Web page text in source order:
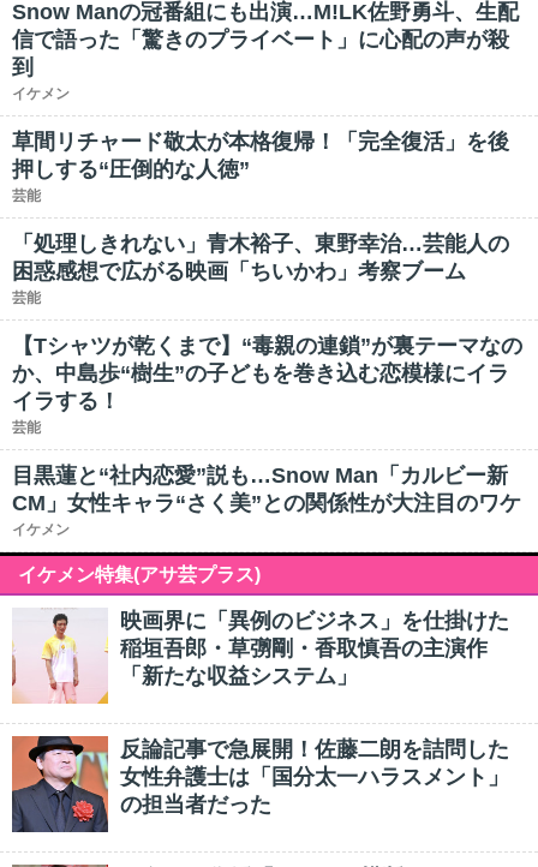
Snow Manの冠番組にも出演…M!LK佐野勇斗、生配
信で語った「驚きのプライベート」に心配の声が殺
到
イケメン
草間リチャード敬太が本格復帰！「完全復活」を後
押しする“圧倒的な人徳”
芸能
「処理しきれない」青木裕子、東野幸治…芸能人の
困惑感想で広がる映画「ちいかわ」考察ブーム
芸能
【Tシャツが乾くまで】“毒親の連鎖”が裏テーマなの
か、中島歩“樹生”の子どもを巻き込む恋模様にイラ
イラする！
芸能
目黒蓮と“社内恋愛”説も…Snow Man「カルビー新
CM」女性キャラ“さく美”との関係性が大注目のワケ
イケメン
イケメン特集(アサ芸プラス)
映画界に「異例のビジネス」を仕掛けた
稲垣吾郎・草彅剛・香取慎吾の主演作
「新たな収益システム」
反論記事で急展開！佐藤二朗を詰問した
女性弁護士は「国分太一ハラスメント」
の担当者だった